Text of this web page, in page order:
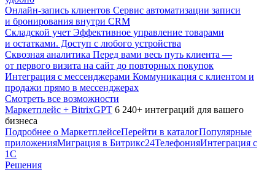
Онлайн-запись клиентов Сервис автоматизации записи
и бронирования внутри CRM
Складской учет Эффективное управление товарами
и остатками. Доступ с любого устройства
Сквозная аналитика Перед вами весь путь клиента —
от первого визита на сайт до повторных покупок
Интеграция с мессенджерами Коммуникация с клиентом и
продажи прямо в мессенджерах
Смотреть все возможности
Маркетплейс + BitrixGPT 6 240+ интеграций для вашего
бизнеса
Подробнее о МаркетплейсеПерейти в каталогПопулярные
приложенияМиграция в Битрикс24ТелефонияИнтеграция с
1С
Решения